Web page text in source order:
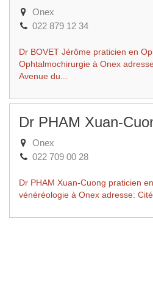
Onex
022 879 12 34
Dr BOVET Jérôme praticien en
Ophtalmochirurgie à Onex
Avenue du...
Dr PHAM Xuan-
Onex
022 709 00 28
Dr PHAM Xuan-Cuong praticien
vénéréologie à Onex adresse: